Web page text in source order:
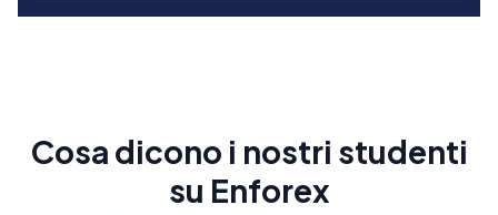
Cosa dicono i nostri studenti
su Enforex